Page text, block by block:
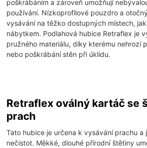
poškrábáním a zároveň umožňují
používání. Nízkoprofilové pouzdro a
vysávání na těžko dostupných místech,
nábytkem. Podlahová hubice Retraflex je
pružného materiálu, díky kterému nehrozí
nebo poškrábání stěn při úklidu.
Retraflex oválný kartáč se
prach
Tato hubice je určena k vysávání prachu a
nečistot. Měkké, dlouhé přírodní štětiny